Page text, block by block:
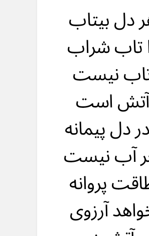
دل بیتاب
تاب شراب
نیست
آتش است
دل پیمانه
آب نیست
پروانه
آرزوی